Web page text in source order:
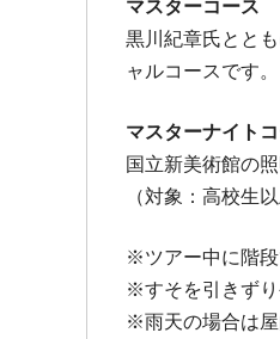
マスターコース
黒川紀章氏とと
ャルコースです
マスターナイト
国立新美術館の
（対象：高校生
※ツアー中に階段
※すそを引きずり
※雨天の場合は屋